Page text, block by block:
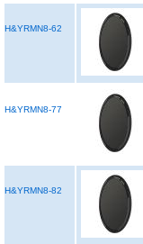
H&YRMN8-62
H&YRMN8-77
H&YRMN8-82